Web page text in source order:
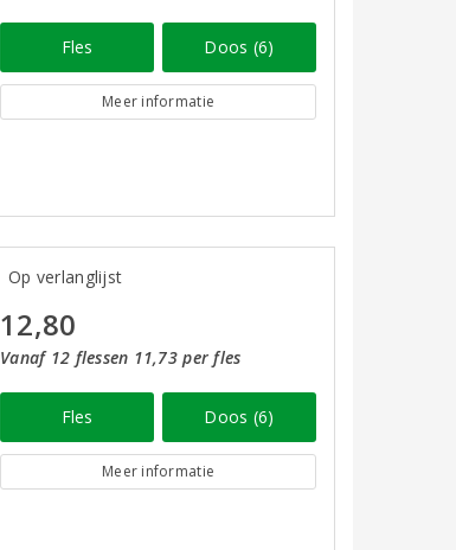
Fles Doos (6)
Meer informatie
Op verlanglijst
12,80
Vanaf 12 flessen 11,73 per fles
Fles Doos (6)
Meer informatie